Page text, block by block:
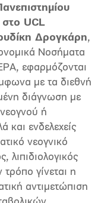
στο UCL
Δρογκάρη,
Νοσήματα
εφαρμόζονται
με τα διεθνή
διάγνωση με
ή
και ενδελεχείς
νεογνικό
λιπιδιολογικός
γίνεται η
αντιμετώπιση